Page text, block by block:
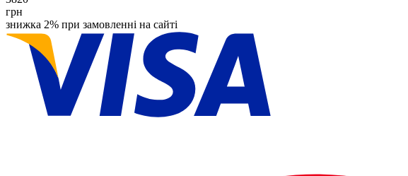
грн
знижка 2% при замовленні на сайті